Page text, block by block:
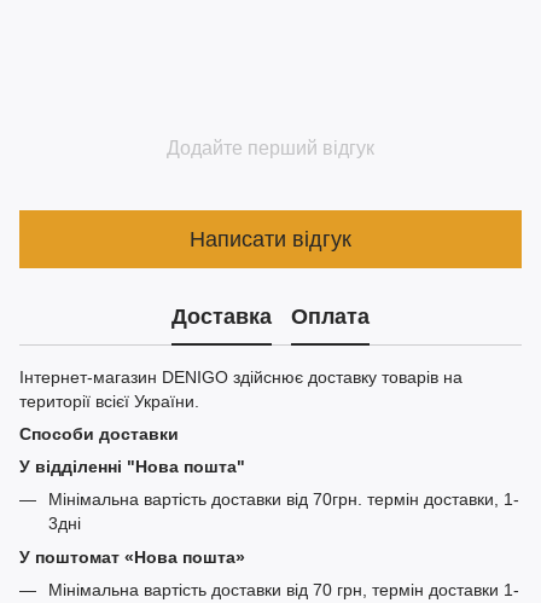
Додайте перший відгук
Написати відгук
Доставка Оплата
Інтернет-магазин DENIGO здійснює доставку товарів на
території всієї України.
Способи доставки
У відділенні "Нова пошта"
Мінімальна вартість доставки від 70грн. термін доставки, 1-
3дні
У поштомат «Нова пошта»
Мінімальна вартість доставки від 70 грн, термін доставки 1-